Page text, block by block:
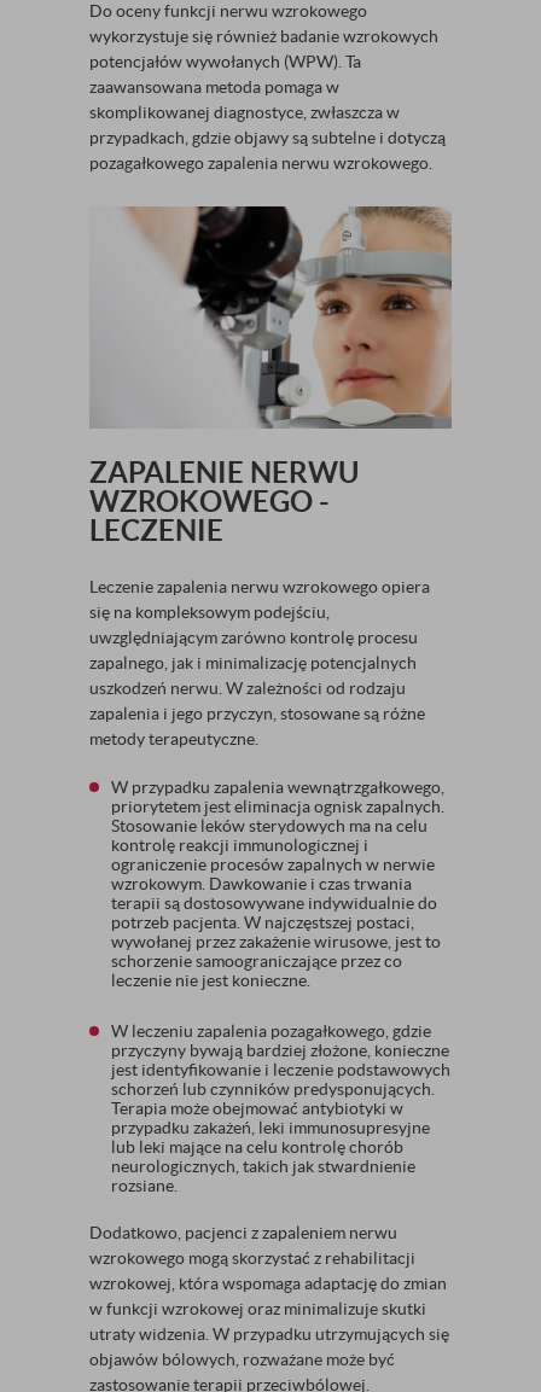
Do oceny funkcji nerwu wzrokowego
wykorzystuje się również badanie wzrokowych
potencjałów wywołanych (WPW). Ta
zaawansowana metoda pomaga w
skomplikowanej diagnostyce, zwłaszcza w
przypadkach, gdzie objawy są subtelne i dotyczą
pozagałkowego zapalenia nerwu wzrokowego.
ZAPALENIE NERWU
WZROKOWEGO -
LECZENIE
Leczenie zapalenia nerwu wzrokowego opiera
się na kompleksowym podejściu,
uwzględniającym zarówno kontrolę procesu
zapalnego, jak i minimalizację potencjalnych
uszkodzeń nerwu. W zależności od rodzaju
zapalenia i jego przyczyn, stosowane są różne
metody terapeutyczne.
W przypadku zapalenia wewnątrzgałkowego,
priorytetem jest eliminacja ognisk zapalnych.
Stosowanie leków sterydowych ma na celu
kontrolę reakcji immunologicznej i
ograniczenie procesów zapalnych w nerwie
wzrokowym. Dawkowanie i czas trwania
terapii są dostosowywane indywidualnie do
potrzeb pacjenta. W najczęstszej postaci,
wywołanej przez zakażenie wirusowe, jest to
schorzenie samoograniczające przez co
leczenie nie jest konieczne.
W leczeniu zapalenia pozagałkowego, gdzie
przyczyny bywają bardziej złożone, konieczne
jest identyfikowanie i leczenie podstawowych
schorzeń lub czynników predysponujących.
Terapia może obejmować antybiotyki w
przypadku zakażeń, leki immunosupresyjne
lub leki mające na celu kontrolę chorób
neurologicznych, takich jak stwardnienie
rozsiane.
Dodatkowo, pacjenci z zapaleniem nerwu
wzrokowego mogą skorzystać z rehabilitacji
wzrokowej, która wspomaga adaptację do zmian
w funkcji wzrokowej oraz minimalizuje skutki
utraty widzenia. W przypadku utrzymujących się
objawów bólowych, rozważane może być
zastosowanie terapii przeciwbólowej.